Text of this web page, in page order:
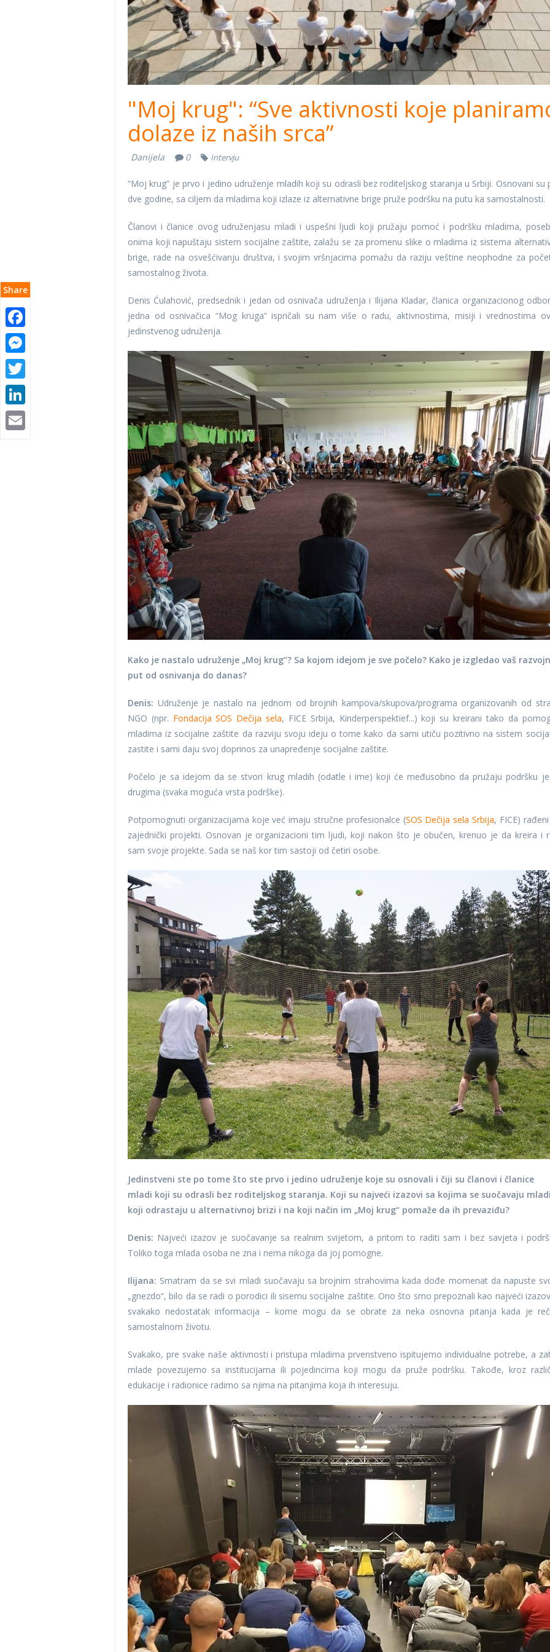
Share
"Moj krug": “Sve aktivnosti koje
dolaze iz naših srca”
Danijela 0 Intervju
“Moj krug” je prvo i jedino udruženje mladih koji su odrasli bez roditeljskog staranja u Srbiji. Osnovani su
dve godine, sa ciljem da mladima koji izlaze iz alternativne brige pruže podršku na putu ka samostalnosti.
Članovi i članice ovog udruženjasu mladi i uspešni ljudi koji pružaju pomoć i podršku mladima,
onima koji napuštaju sistem socijalne zaštite, zalažu se za promenu slike o mladima iz sistema
brige, rade na osvešćivanju društva, i svojim vršnjacima pomažu da raziju veštine neophodne za
samostalnog života.
Denis Ćulahović, predsednik i jedan od osnivača udruženja i Ilijana Kladar, članica organizacionog
jedna od osnivačica “Mog kruga” ispričali su nam više o radu, aktivnostima, misiji i vrednostima
jedinstvenog udruženja.
Kako je nastalo udruženje „Moj krug“? Sa kojom idejom je sve počelo? Kako je izgledao vaš
put od osnivanja do danas?
Denis: Udruženje je nastalo na jednom od brojnih kampova/skupova/programa organizovanih od
NGO (npr. Fondacija SOS Dečija sela, FICE Srbija, Kinderperspektief...) koji su kreirani tako da
mladima iz socijalne zaštite da razviju svoju ideju o tome kako da sami utiču pozitivno na sistem
zastite i sami daju svoj doprinos za unapređenje socijalne zaštite.
Počelo je sa idejom da se stvori krug mladih (odatle i ime) koji će međusobno da pružaju podršku
drugima (svaka moguća vrsta podrške).
Potpomognuti organizacijama koje već imaju stručne profesionalce (SOS Dečija sela Srbija, FICE)
zajednički projekti. Osnovan je organizacioni tim ljudi, koji nakon što je obučen, krenuo je da kreira i
sam svoje projekte. Sada se naš kor tim sastoji od četiri osobe.
Jedinstveni ste po tome što ste prvo i jedino udruženje koje su osnovali i čiji su članovi i članice
mladi koji su odrasli bez roditeljskog staranja. Koji su najveći izazovi sa kojima se suočavaju
koji odrastaju u alternativnoj brizi i na koji način im „Moj krug“ pomaže da ih prevaziđu?
Denis: Najveći izazov je suočavanje sa realnim svijetom, a pritom to raditi sam i bez savjeta i
Toliko toga mlada osoba ne zna i nema nikoga da joj pomogne.
Ilijana: Smatram da se svi mladi suočavaju sa brojnim strahovima kada dođe momenat da napuste
„gnezdo“, bilo da se radi o porodici ili sisemu socijalne zaštite. Ono što smo prepoznali kao najveći
svakako nedostatak informacija – kome mogu da se obrate za neka osnovna pitanja kada je
samostalnom životu.
Svakako, pre svake naše aktivnosti i pristupa mladima prvenstveno ispitujemo individualne potrebe, a
mlade povezujemo sa institucijama ili pojedincima koji mogu da pruže podršku. Takođe, kroz
edukacije i radionice radimo sa njima na pitanjima koja ih interesuju.